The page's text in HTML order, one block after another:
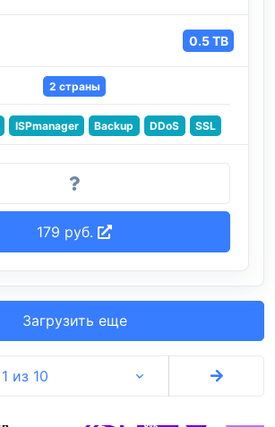
0.5 TB
2 страны
ISPmanager Backup DDoS SSL
179 руб.
Загрузить еще
1 из 10